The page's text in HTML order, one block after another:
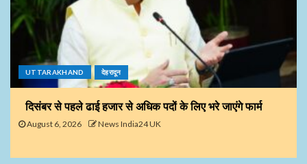
UTTARAKHAND देहरादून
दिसंबर से पहले ढाई हजार से अधिक पदों के लिए भरे जाएंगे फार्म
August 6, 2026 News India24 UK